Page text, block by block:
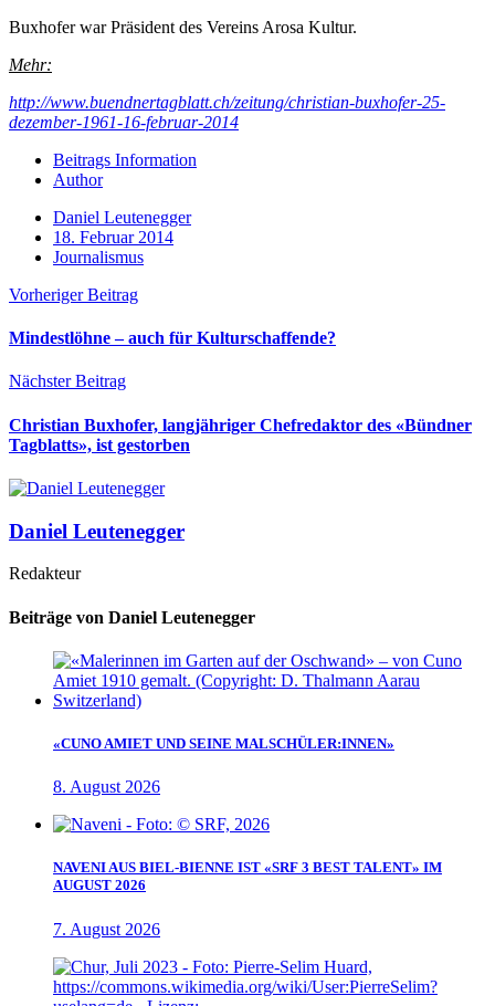
Buxhofer war Präsident des Vereins Arosa Kultur.
Mehr:
http://www.buendnertagblatt.ch/zeitung/christian-buxhofer-25-
dezember-1961-16-februar-2014
Beitrags Information
Author
Daniel Leutenegger
18. Februar 2014
Journalismus
Vorheriger Beitrag
Mindestlöhne – auch für Kulturschaffende?
Nächster Beitrag
Christian Buxhofer, langjähriger Chefredaktor des «Bündner
Tagblatts», ist gestorben
Daniel Leutenegger
Redakteur
Beiträge von Daniel Leutenegger
«CUNO AMIET UND SEINE MALSCHÜLER:INNEN»
8. August 2026
NAVENI AUS BIEL-BIENNE IST «SRF 3 BEST TALENT» IM
AUGUST 2026
7. August 2026